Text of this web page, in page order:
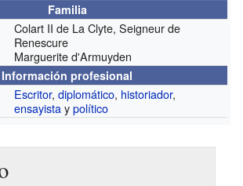
Familia
Colart II de La Clyte, Seigneur de
Renescure
Marguerite d'Armuyden
Información profesional
Escritor,diplomático, historiador,
ensayistaypolítico